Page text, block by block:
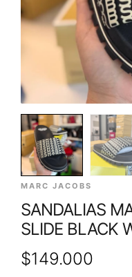
MARC JACOBS
SANDALIAS
SLIDE BLACK
$149.000